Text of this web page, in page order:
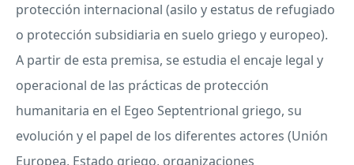
protección internacional (asilo y estatus de refugiado
o protección subsidiaria en suelo griego y europeo).
A partir de esta premisa, se estudia el encaje legal y
operacional de las prácticas de protección
humanitaria en el Egeo Septentrional griego, su
evolución y el papel de los diferentes actores (Unión
Europea, Estado griego, organizaciones